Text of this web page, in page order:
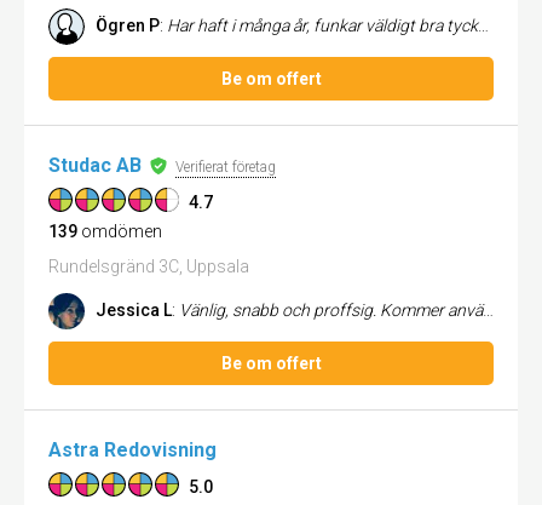
Ögren P: Har haft i många år, funkar väldigt bra tycker jag
Be om offert
Studac AB Verifierat företag
4.7
139 omdömen
Rundelsgränd 3C, Uppsala
Jessica L: Vänlig, snabb och proffsig. Kommer använda Studac igen.
Be om offert
Astra Redovisning
5.0